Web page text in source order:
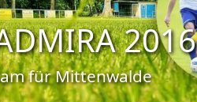
2016
für Mittenwalde